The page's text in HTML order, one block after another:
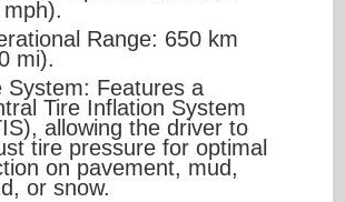
Range: 650 km
mi).
System: Features a
Tire Inflation System
allowing the driver to
tire pressure for optimal
on pavement, mud,
or snow.